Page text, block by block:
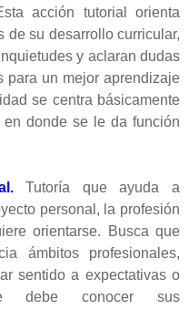
acción tutorial orienta
de su desarrollo curricular,
y aclaran dudas
para un mejor aprendizaje
se centra básicamente
donde se le da función
Tutoría que ayuda a
personal, la profesión
orientarse. Busca que
ámbitos profesionales,
sentido a expectativas o
debe conocer sus